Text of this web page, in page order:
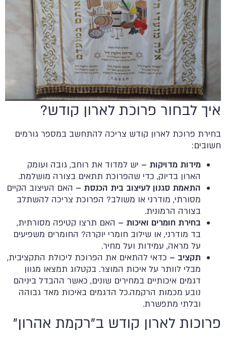
איך לבחור פרוכת לארון קודש?
בחירת פרוכת לארון קודש צריכה להתחשב במספר גורמים
חשובים:
מידות מדויקות – יש למדוד את רוחב, גובה ועומק
הארון בדיוק, כדי שהפרוכת תתאים בצורה מושלמת.
התאמת סגנון לעיצוב בית הכנסת – האם העיצוב הקיים
מסורתי, מודרני או משולב? הפרוכת צריכה להשתלב
בצורה הרמונית.
בחירת חומרים ואיכות – האם תרצו קטיפה מסורתית,
בד מודרני, או שילוב חומרי יוקרה? החומרים משפיעים
על מראה, עמידות ועל מחיר.
תקציב – כדאי להתאים את הפרוכת ליכולת התקציבית,
מבלי לוותר על איכות המוצר. בקטלוג תמצאו מגוון
דגמים איכותיים במחירים שונים, כאשר ההבדל ביניהם
נובע מכמות הרקמה.כל הדגמים באיכות מאד גבוהה
ובלתי מתפשרת.
פרוכות לארון קודש ב"רקמת אהרון"